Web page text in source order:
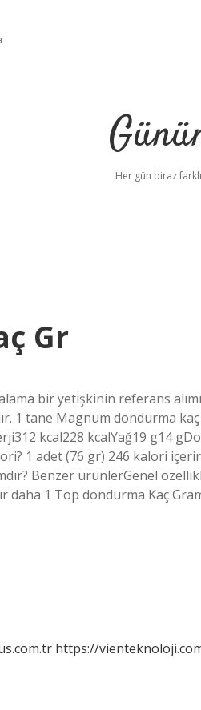
Her gün biraz
Gr
bir yetişkinin referans
1 tane Magnum dondurma
kcal228 kcalYağ19 g14
1 adet (76 gr) 246 kalori
Benzer ürünlerGenel
daha 1 Top dondurma Kaç
https://